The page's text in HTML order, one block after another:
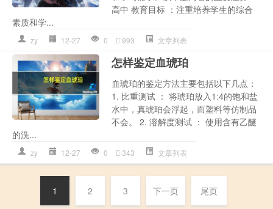
高中 教育目标 ：注重培养学生的综合
素质和学...
zy 12-27 0 993 文章列表
怎样鉴定血琥珀
血琥珀的鉴定方法主要包括以下几点：
1. 比重测试 ： 将琥珀放入1:4的饱和盐
水中，真琥珀会浮起，而塑料等仿制品
不会。 2. 溶解度测试 ： 使用含有乙醚
的洗...
zy 12-27 0 343 文章列表
1 2 3 下一页 尾页